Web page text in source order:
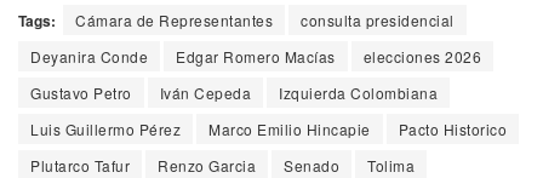
Tags: Cámara de Representantes
consulta presidencial
Deyanira Conde
Edgar Romero Macías
elecciones 2026
Gustavo Petro
Iván Cepeda
Izquierda Colombiana
Luis Guillermo Pérez
Marco Emilio Hincapie
Pacto Historico
Plutarco Tafur
Renzo Garcia Senado Tolima